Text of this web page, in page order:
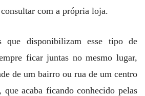
com a própria loja.
que disponibilizam esse tipo de
ficar juntas no mesmo lugar,
de um bairro ou rua de um centro
que acaba ficando conhecido pelas